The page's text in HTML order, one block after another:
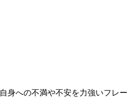
身への不満や不安を力強いフレー